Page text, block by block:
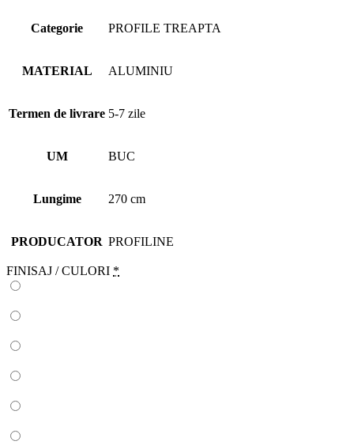
Categorie PROFILE TREAPTA
MATERIAL ALUMINIU
Termen de livrare 5-7 zile
UM BUC
Lungime 270 cm
PRODUCATOR PROFILINE
FINISAJ / CULORI *